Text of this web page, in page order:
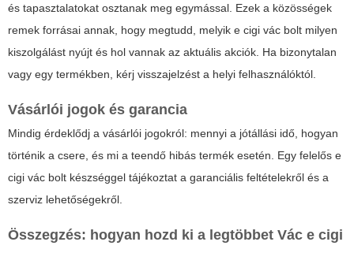
és tapasztalatokat osztanak meg egymással. Ezek a közösségek
remek forrásai annak, hogy megtudd, melyik e cigi vác bolt milyen
kiszolgálást nyújt és hol vannak az aktuális akciók. Ha bizonytalan
vagy egy termékben, kérj visszajelzést a helyi felhasználóktól.
Vásárlói jogok és garancia
Mindig érdeklődj a vásárlói jogokról: mennyi a jótállási idő, hogyan
történik a csere, és mi a teendő hibás termék esetén. Egy felelős e
cigi vác bolt készséggel tájékoztat a garanciális feltételekről és a
szerviz lehetőségekről.
Összegzés: hogyan hozd ki a legtöbbet Vác e cigi